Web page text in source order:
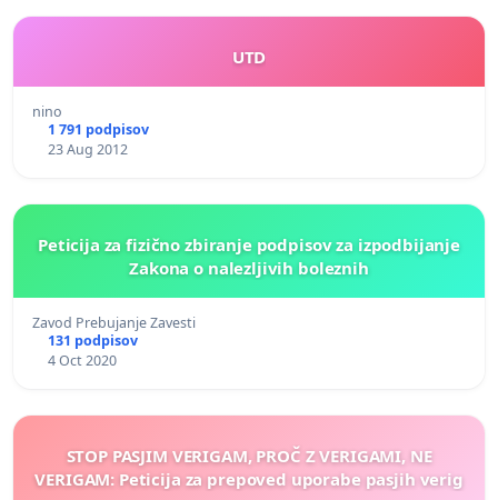
UTD
nino
1 791 podpisov
23 Aug 2012
Peticija za fizično zbiranje podpisov za izpodbijanje
Zakona o nalezljivih boleznih
Zavod Prebujanje Zavesti
131 podpisov
4 Oct 2020
STOP PASJIM VERIGAM, PROČ Z VERIGAMI, NE
VERIGAM: Peticija za prepoved uporabe pasjih verig